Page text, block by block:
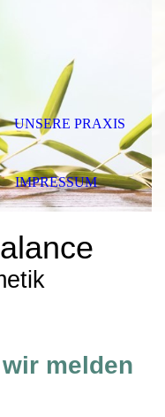
melden
UNSERE PRAXIS
IMPRESSUM